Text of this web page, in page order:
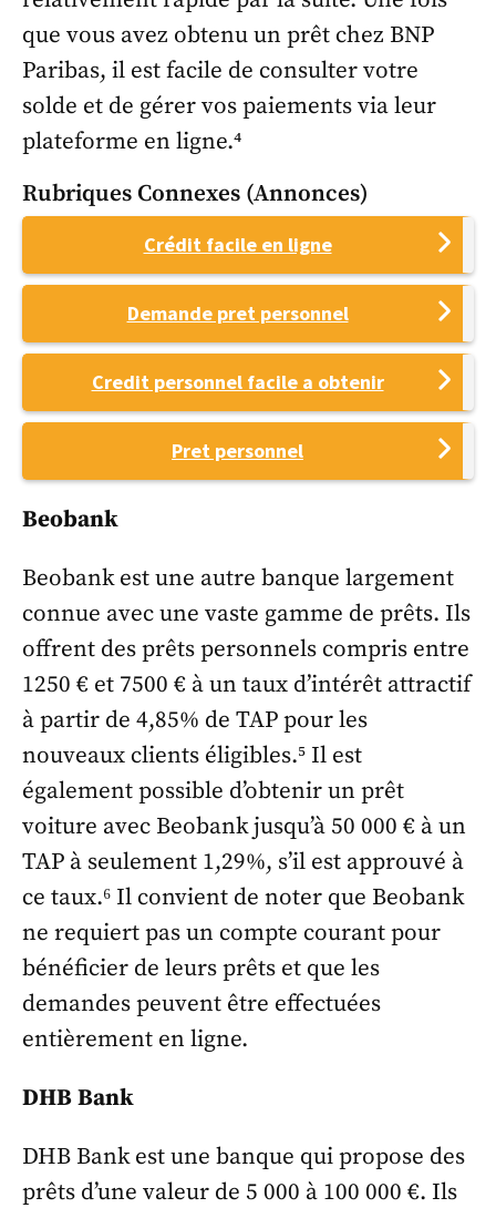
que vous avez obtenu un prêt chez BNP
Paribas, il est facile de consulter votre
solde et de gérer vos paiements via leur
plateforme en ligne.⁴
Rubriques Connexes (annonces)
Crédit facile en ligne
Demande pret personnel
Credit personnel facile a obtenir
Pret personnel
Beobank
Beobank est une autre banque largement
connue avec une vaste gamme de prêts. Ils
offrent des prêts personnels compris entre
1250 € et 7500 € à un taux d’intérêt attractif
à partir de 4,85% de TAP pour les
nouveaux clients éligibles.⁵ Il est
également possible d’obtenir un prêt
voiture avec Beobank jusqu’à 50 000 € à un
TAP à seulement 1,29%, s’il est approuvé à
ce taux.⁶ Il convient de noter que Beobank
ne requiert pas un compte courant pour
bénéficier de leurs prêts et que les
demandes peuvent être effectuées
entièrement en ligne.
DHB Bank
DHB Bank est une banque qui propose des
prêts d’une valeur de 5 000 à 100 000 €. Ils